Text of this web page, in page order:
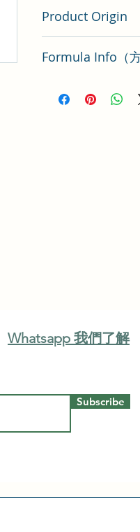
Product Origin
Formula Info（
Whatsapp 我們了解
Subscribe